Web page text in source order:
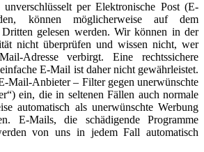
per Elektronische Post (E-
können möglicherweise auf dem
gelesen werden. Wir können in der
nicht überprüfen und wissen nicht, wer
Adresse verbirgt. Eine rechtssichere
E-Mail ist daher nicht gewährleistet.
Mail-Anbieter – Filter gegen unerwünschte
ein, die in seltenen Fällen auch normale
automatisch als unerwünschte Werbung
E-Mails, die schädigende Programme
von uns in jedem Fall automatisch